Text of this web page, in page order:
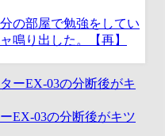
の部屋で勉強をしてい
鳴り出した。【再】
EX-03の分断後がキツ